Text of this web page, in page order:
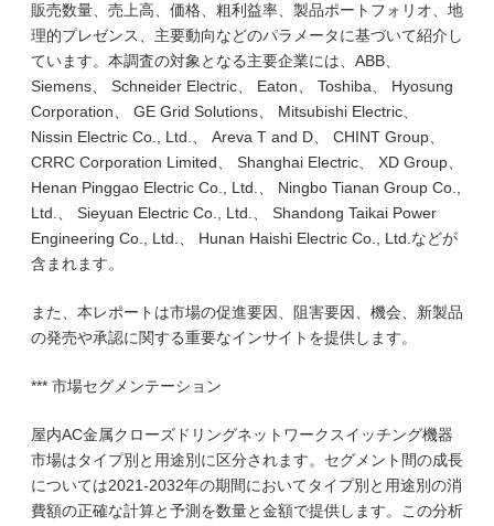
販売数量、売上高、価格、粗利益率、製品ポートフォリオ、地
理的プレゼンス、主要動向などのパラメータに基づいて紹介し
ています。本調査の対象となる主要企業には、ABB、
Siemens、 Schneider Electric、 Eaton、 Toshiba、 Hyosung
Corporation、 GE Grid Solutions、 Mitsubishi Electric、
Nissin Electric Co., Ltd.、 Areva T and D、 CHINT Group、
CRRC Corporation Limited、 Shanghai Electric、 XD Group、
Henan Pinggao Electric Co., Ltd.、 Ningbo Tianan Group Co.,
Ltd.、 Sieyuan Electric Co., Ltd.、 Shandong Taikai Power
Engineering Co., Ltd.、 Hunan Haishi Electric Co., Ltd.などが
含まれます。
また、本レポートは市場の促進要因、阻害要因、機会、新製品
の発売や承認に関する重要なインサイトを提供します。
*** 市場セグメンテーション
屋内AC金属クローズドリングネットワークスイッチング機器
市場はタイプ別と用途別に区分されます。セグメント間の成長
については2021-2032年の期間においてタイプ別と用途別の消
費額の正確な計算と予測を数量と金額で提供します。この分析